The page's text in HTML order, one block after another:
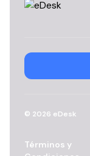
© 2026 eDesk
Términos y